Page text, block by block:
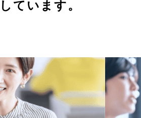
ています。